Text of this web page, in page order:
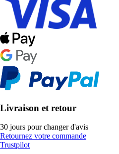
Livraison et retour
30 jours pour changer d'avis
Retournez votre commande
Trustpilot